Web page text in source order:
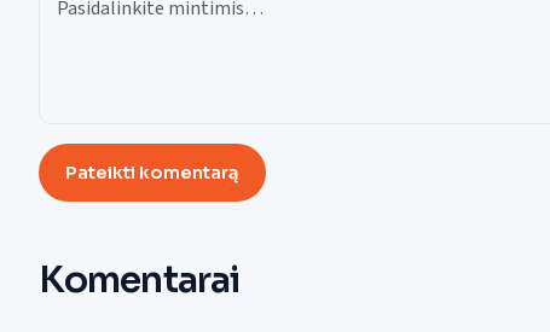
Pateikti komentarą
Komentarai